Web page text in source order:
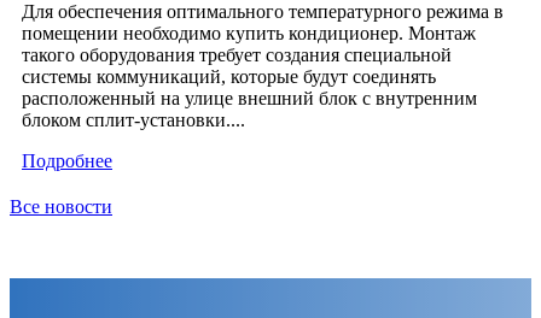
Для обеспечения оптимального температурного режима в
помещении необходимо купить кондиционер. Монтаж
такого оборудования требует создания специальной
системы коммуникаций, которые будут соединять
расположенный на улице внешний блок с внутренним
блоком сплит-установки....
Подробнее
Все новости